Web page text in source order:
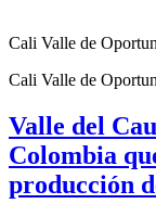
Cali Valle de
Cali Valle de
Valle del
Colombia
producción